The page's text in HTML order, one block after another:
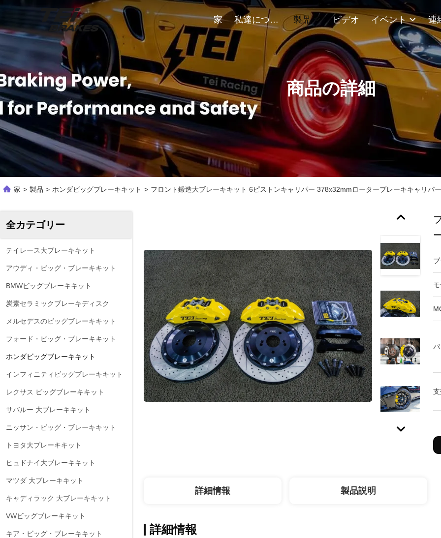
家 私達について 製品 ビデオ イベント
商品の詳細
家 > 製品 > ホンダビッグブレーキキット > フロント鍛造大ブレーキキット 6ピストンキャリパー 378x32mmローターブレーキキャリパ
全カテゴリー
テイレース大ブレーキキット
アウディ・ビッグ・ブレーキキット
BMWビッグブレーキキット
炭素セラミックブレーキディスク
メルセデスのビッグブレーキキット
フォード・ビッグ・ブレーキキット
ホンダビッグブレーキキット
インフィニティビッグブレーキキット
レクサス ビッグブレーキキット
サバルー 大ブレーキキット
ニッサン・ビッグ・ブレーキキット
トヨタ大ブレーキキット
ヒュドナイ大ブレーキキット
マツダ 大ブレーキキット
キャディラック 大ブレーキキット
VWビッグブレーキキット
キア・ビッグ・ブレーキキット
詳細情報 製品説明
詳細情報